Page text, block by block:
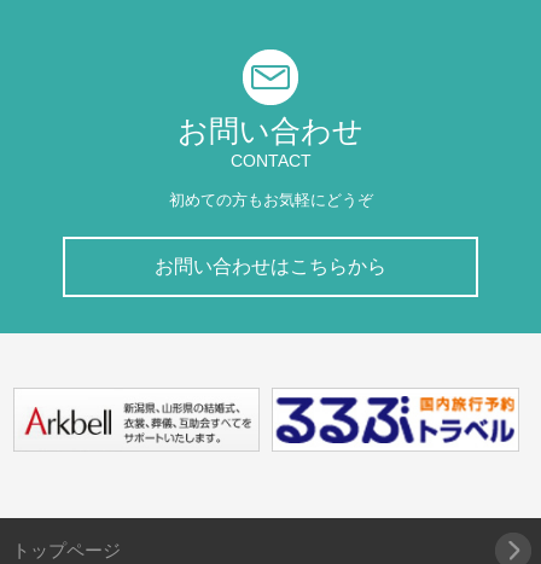
お問い合わせ
CONTACT
初めての方もお気軽にどうぞ
お問い合わせはこちらから
トップページ